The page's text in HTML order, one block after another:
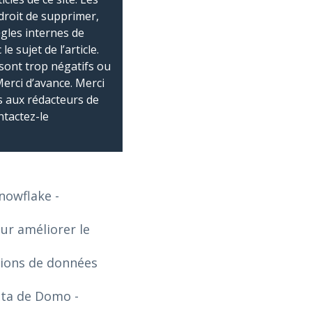
de supprimer,
internes de
sujet de l’article.
trop négatifs ou
d’avance. Merci
rédacteurs de
le
-
améliorer le
de données
de Domo -